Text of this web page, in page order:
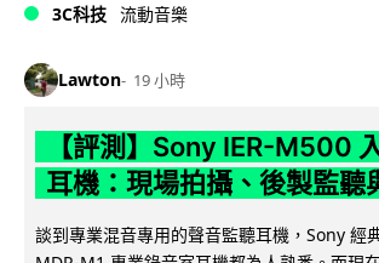
3C科技 流動音樂
Lawton 19 小時
【評測】Sony IER-M500
耳機：現場拍攝、後製監聽
談到專業混音專用的聲音監聽耳機，Sony 經